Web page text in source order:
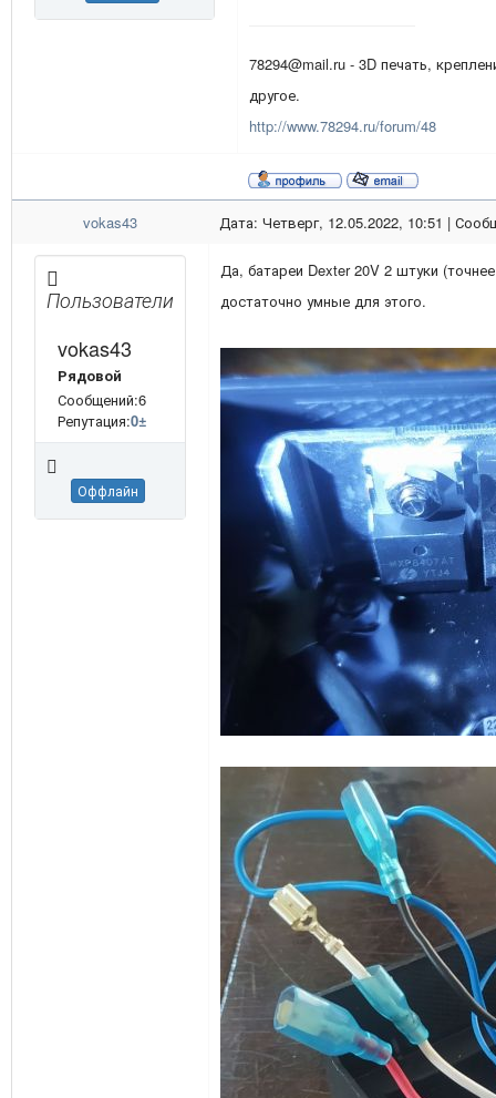
78294@mail.ru - 3D печать,
другое.
http://www.78294.ru/forum/48
vokas43 Дата: Четверг, 12.05.2022, 10:51 |
Пользователи
vokas43
Рядовой
Сообщений:6
Репутация:0±
Оффлайн
Да, батареи Dexter 20V 2 штуки
достаточно умные для этого.